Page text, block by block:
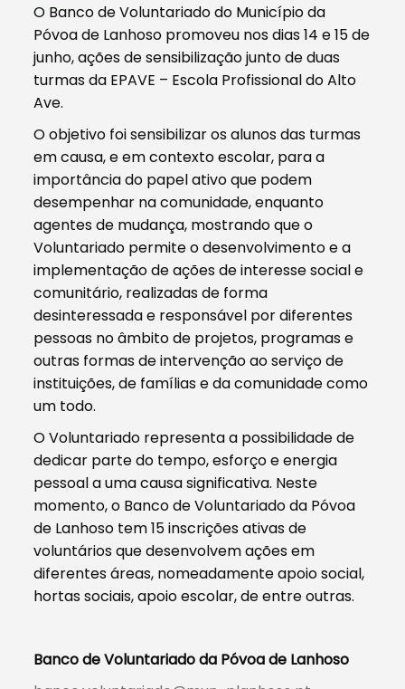
O Banco de Voluntariado do Município da
Póvoa de Lanhoso promoveu nos dias 14 e 15 de
junho, ações de sensibilização junto de duas
turmas da EPAVE – Escola Profissional do Alto
Ave.
O objetivo foi sensibilizar os alunos das turmas
em causa, e em contexto escolar, para a
importância do papel ativo que podem
desempenhar na comunidade, enquanto
agentes de mudança, mostrando que o
Voluntariado permite o desenvolvimento e a
implementação de ações de interesse social e
comunitário, realizadas de forma
desinteressada e responsável por diferentes
pessoas no âmbito de projetos, programas e
outras formas de intervenção ao serviço de
instituições, de famílias e da comunidade como
um todo.
O Voluntariado representa a possibilidade de
dedicar parte do tempo, esforço e energia
pessoal a uma causa significativa. Neste
momento, o Banco de Voluntariado da Póvoa
de Lanhoso tem 15 inscrições ativas de
voluntários que desenvolvem ações em
diferentes áreas, nomeadamente apoio social,
hortas sociais, apoio escolar, de entre outras.
Banco de Voluntariado da Póvoa de Lanhoso